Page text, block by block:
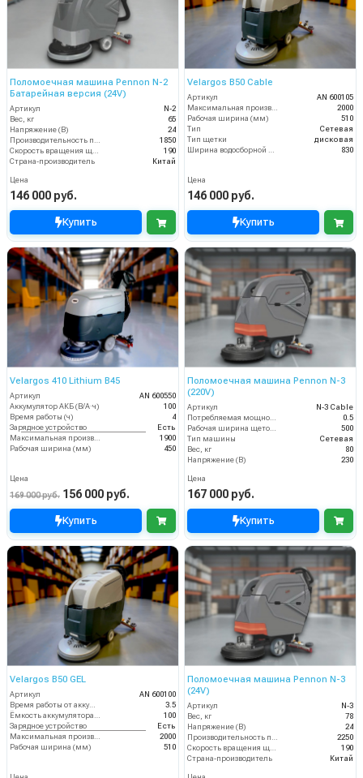
Поломоечная машина Pennon N-2
Батарейная версия (24V)
Артикул
N-2
Вес, кг
65
Напряжение (В)
24
Производительность по площади (м2/ч)
1850
Скорость вращения щётки (об/мин)
190
Страна-производитель
Китай
Цена
146 000 руб.
Купить
Velargos B50 Cable
Артикул
AN 600105
Максимальная производительность (кв.м/час)
2000
Рабочая ширина (мм)
510
Тип
Сетевая
Тип щетки
дисковая
Ширина водосборной рейки
830
Цена
146 000 руб.
Купить
Velargos 410 Lithium B45
Артикул
AN 600550
Аккумулятор АКБ (В/А·ч)
100
Время работы (ч)
4
Зарядное устройство
Есть
1900
Рабочая ширина (мм)
450
Цена
169 000 руб. 156 000 руб.
Купить
Поломоечная машина Pennon N-3
(220V)
Артикул
N-3 Cable
0.5
500
Тип машины
Сетевая
Вес, кг
80
Напряжение (В)
230
Цена
167 000 руб.
Купить
Velargos B50 GEL
Артикул
AN 600100
Время работы от аккумуляторов (ч)
3.5
100
Зарядное устройство
Есть
2000
Рабочая ширина (мм)
510
Поломоечная машина Pennon N-3
(24V)
Артикул
N-3
Вес, кг
78
Напряжение (В)
24
2250
190
Страна-производитель
Китай